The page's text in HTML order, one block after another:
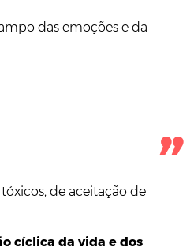
das emoções e da
de aceitação de
cíclica da vida e dos